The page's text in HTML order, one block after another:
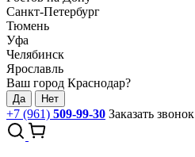
Санкт-Петербург
Тюмень
Уфа
Челябинск
Ярославль
Ваш город Краснодар?
Да Нет
+7 (961) 509-99-30 Заказать звонок